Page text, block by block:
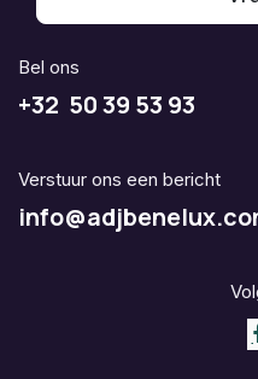
Bel ons
+32 50 39 53 93
Verstuur ons een bericht